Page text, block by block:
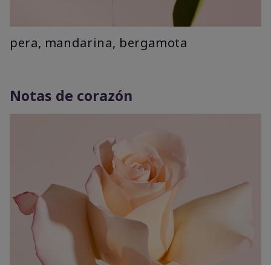
pera, mandarina, bergamota
Notas de corazón